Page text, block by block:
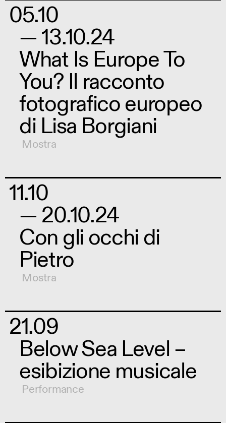
05.10
— 13.10.24
What Is Europe To
You? Il racconto
fotografico europeo
di Lisa Borgiani
Mostra
11.10
— 20.10.24
Con gli occhi di
Pietro
Mostra
21.09
Below Sea Level –
esibizione musicale
Performance